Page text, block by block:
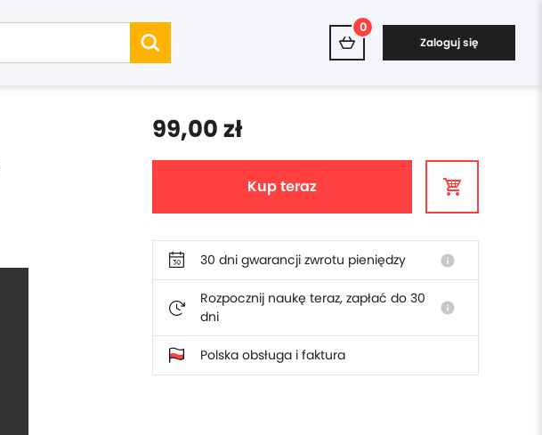
0
Zaloguj się
99,00 zł
Kup teraz
30 dni gwarancji zwrotu pieniędzy info
Rozpocznij naukę teraz, zapłać do 30
dni
info
Polska obsługa i faktura